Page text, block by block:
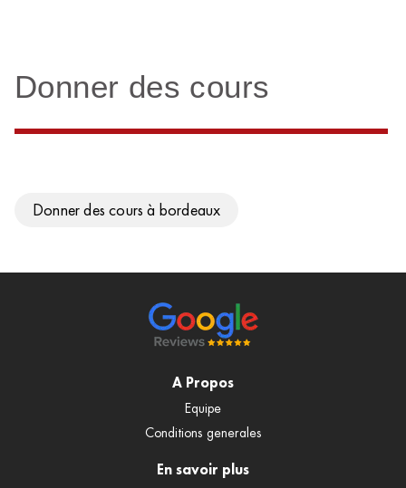
Donner des cours
Donner des cours à bordeaux
A Propos
Equipe
Conditions generales
En savoir plus